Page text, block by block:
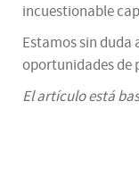
incuestionable
Estamos sin
oportunidades de
El artículo está